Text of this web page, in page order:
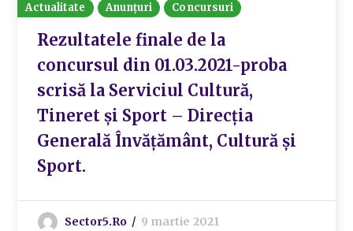
Actualitate Anunțuri Concursuri
Rezultatele finale de la
concursul din 01.03.2021-proba
scrisă la Serviciul Cultură,
Tineret și Sport – Direcția
Generală Învățământ, Cultură și
Sport.
Sector5.ro 9 martie 2021